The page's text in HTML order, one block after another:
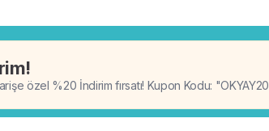
özel %20 İndirim fırsatı! Kupon Kodu: